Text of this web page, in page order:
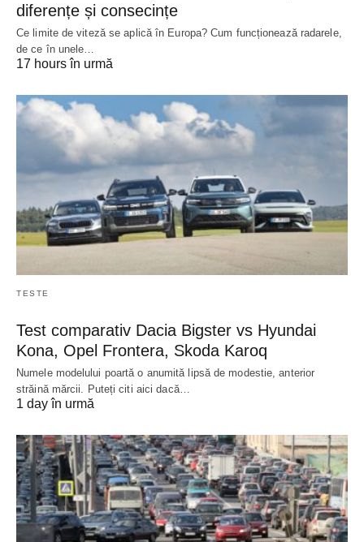
diferențe și consecințe
Ce limite de viteză se aplică în Europa? Cum funcționează radarele,
de ce în unele…
17 hours în urmă
TESTE
Test comparativ Dacia Bigster vs Hyundai
Kona, Opel Frontera, Skoda Karoq
Numele modelului poartă o anumită lipsă de modestie, anterior
străină mărcii. Puteți citi aici dacă…
1 day în urmă